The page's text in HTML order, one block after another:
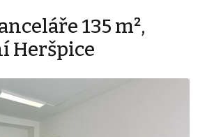
135 m²,
Heršpice